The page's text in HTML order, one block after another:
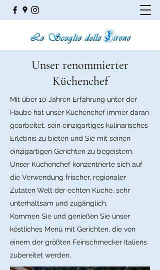
Unser renommierter
Küchenchef
Mit über 10 Jahren Erfahrung unter der
Haube hat unser Küchenchef immer daran
gearbeitet, sein einzigartiges kulinarisches
Erlebnis zu bieten und Sie mit seinen
einzigartigen Gerichten zu begeistern.
Unser Küchenchef konzentrierte sich auf
die Verwendung frischer, regionaler
ZutatenWelt der echten Küche, sehr
unterhaltsam und zugänglich.
Kommen Sie und genießen Sie unser
köstliches Menü mit Gerichten, die von
einem der größten Feinschmecker Italiens
zubereitet werden.